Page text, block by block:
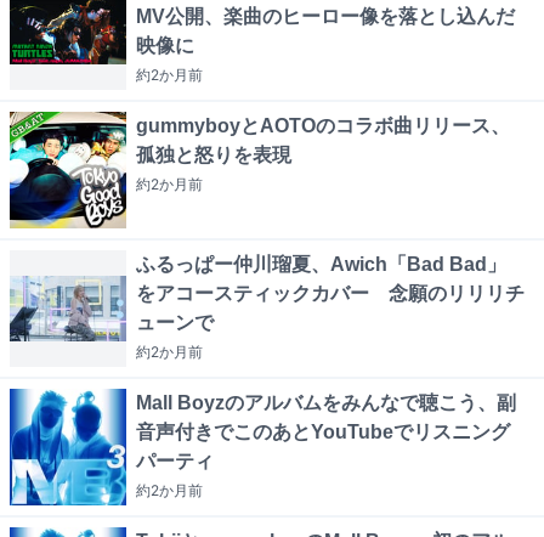
MV公開、楽曲のヒーロー像を落とし込んだ
映像に
約2か月前
gummyboyとAOTOのコラボ曲リリース、
孤独と怒りを表現
約2か月前
ふるっぱー仲川瑠夏、Awich「Bad Bad」
をアコースティックカバー 念願のリリリチ
ューンで
約2か月前
Mall Boyzのアルバムをみんなで聴こう、副
音声付きでこのあとYouTubeでリスニング
パーティ
約2か月前